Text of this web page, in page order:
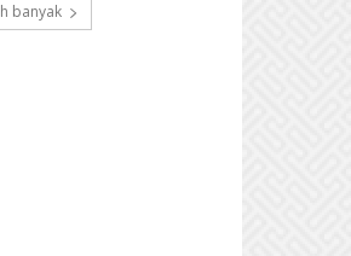
banyak